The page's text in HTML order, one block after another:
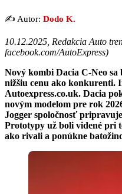
✍️ Autor: Dodo K.
10.12.2025, Redakcia Auto
facebook.com/AutoExpress)
Nový kombi Dacia C-Neo
nižšiu cenu ako konkurenti.
Autoexpress.co.uk. Dacia
novým modelom pre rok
Jogger spoločnosť
Prototypy už boli videné pri
ako rivali a ponúkne